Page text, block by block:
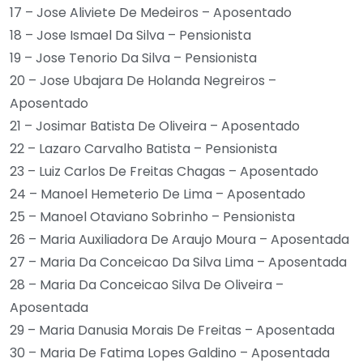
17 – Jose Aliviete De Medeiros – Aposentado
18 – Jose Ismael Da Silva – Pensionista
19 – Jose Tenorio Da Silva – Pensionista
20 – Jose Ubajara De Holanda Negreiros –
Aposentado
21 – Josimar Batista De Oliveira – Aposentado
22 – Lazaro Carvalho Batista – Pensionista
23 – Luiz Carlos De Freitas Chagas – Aposentado
24 – Manoel Hemeterio De Lima – Aposentado
25 – Manoel Otaviano Sobrinho – Pensionista
26 – Maria Auxiliadora De Araujo Moura – Aposentada
27 – Maria Da Conceicao Da Silva Lima – Aposentada
28 – Maria Da Conceicao Silva De Oliveira –
Aposentada
29 – Maria Danusia Morais De Freitas – Aposentada
30 – Maria De Fatima Lopes Galdino – Aposentada